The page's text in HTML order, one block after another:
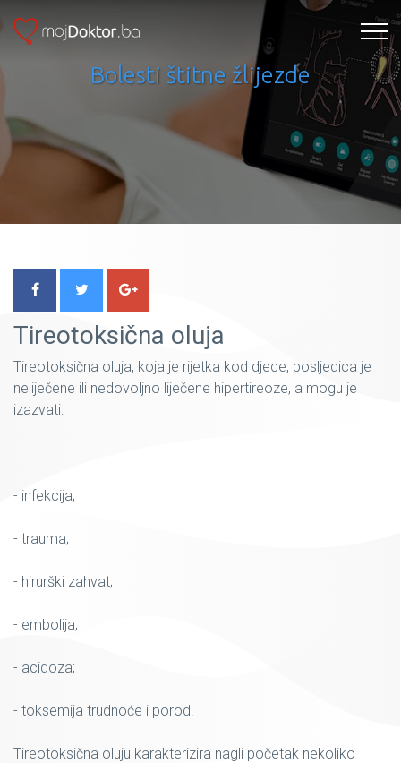
Bolesti štitne žlijezde
Tireotoksična oluja
Tireotoksična oluja, koja je rijetka kod djece, posljedica je
neliječene ili nedovoljno liječene hipertireoze, a mogu je
izazvati:
- infekcija;
- trauma;
- hirurški zahvat;
- embolija;
- acidoza;
- toksemija trudnoće i porod.
Tireotoksična oluju karakterizira nagli početak nekoliko